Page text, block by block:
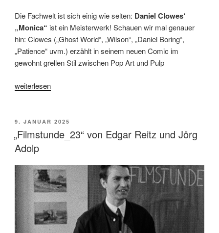
Die Fachwelt ist sich einig wie selten: Daniel Clowes‘
„Monica“ ist ein Meisterwerk! Schauen wir mal genauer
hin: Clowes („Ghost World“, „Wilson“, „Daniel Boring“,
„Patience“ uvm.) erzählt in seinem neuen Comic im
gewohnt grellen Stil zwischen Pop Art und Pulp
„Comic
mit
Daniel
Clowes,
Lewis
Trondheim
und
der
Comixene“
weiterlesen
VERÖFFENTLICHT
AM
9. JANUAR 2025
„Filmstunde_23“ von Edgar Reitz und Jörg
Adolp